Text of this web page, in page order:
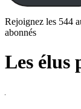
Rejoignez les 544
abonnés
Les élus